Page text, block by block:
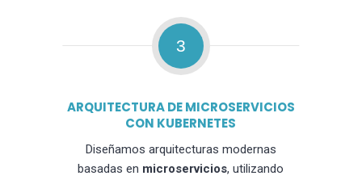
3
ARQUITECTURA DE MICROSERVICIOS
CON KUBERNETES
Diseñamos arquitecturas modernas
basadas en microservicios, utilizando